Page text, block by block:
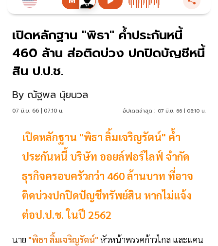
เปิดหลักฐาน "พิธา" ค้ำประกันหนี้
460 ล้าน ส่อติดบ่วง ปกปิดบัญชีหนี้
สิน ป.ป.ช.
By ณัฐพล นุ้ยนวล
07 มิ.ย. 66 | 07:10 น. อัปเดตล่าสุด : 07 มิ.ย. 66 | 08:10 น.
เปิดหลักฐาน "พิธา ลิ้มเจริญรัตน์" ค้ำ
ประกันหนี้ บริษัท ออยล์ฟอร์ไลฟ์ จำกัด
ธุรกิจครอบครัวกว่า 460 ล้านบาท ที่อาจ
ติดบ่วงปกปิดปัญชีทรัพย์สิน หากไม่แจ้ง
ต่อป.ป.ช. ในปี 2562
นาย "พิธา ลิ้มเจริญรัตน์" หัวหน้าพรรคก้าวไกล และแคน